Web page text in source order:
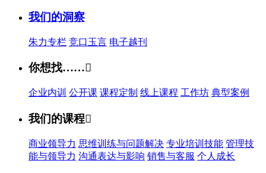
我们的洞察
朱力专栏 竞口玉言 电子越刊
你想找……
企业内训 公开课 课程定制 线上课程 工作坊 典型案例
我们的课程
商业领导力 思维训练与问题解决 专业培训技能 管理技
能与领导力 沟通表达与影响 销售与客服 个人成长